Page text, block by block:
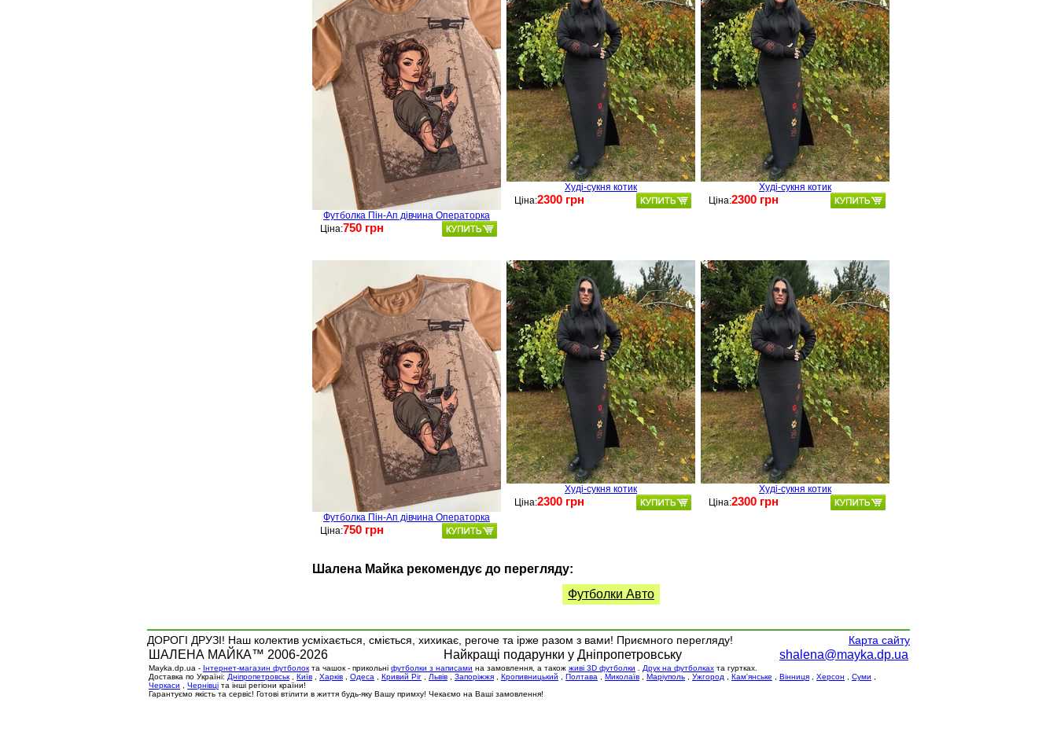
Футболка Пін-Ап дівчина Операторка
Ціна:750 грн
Худі-сукня котик
Ціна:2300 грн
Худі-сукня котик
Ціна:2300 грн
Футболка Пін-Ап дівчина Операторка
Ціна:750 грн
Худі-сукня котик
Ціна:2300 грн
Худі-сукня котик
Ціна:2300 грн
Шалена Майка рекомендує до перегляду:
Футболки Авто
Карта сайту
ДОРОГІ ДРУЗІ! Наш колектив усміхається, сміється, хихикає, регоче та ірже разом з вами! Приємного перегляду!
ШАЛЕНА МАЙКА™ 2006-2026 Найкращі подарунки у Дніпропетровську shalena@mayka.dp.ua
Mayka.dp.ua - Інтернет-магазин футболок та чашок - прикольні футболки з написами на замовлення, а також живі 3D футболки Друк на футболках та гуртках.
Доставка по Україні: Дніпропетровськ Київ Харків Одеса Кривий Ріг Львів Запоріжжя Кропивницький Полтава Миколаїв Маріуполь Ужгород Кам'янське Вінниця Херсон Суми
Черкаси
Чернівці та інші регіони країни!
Гарантуємо якість та сервіс! Готові втілити в життя будь-яку Вашу примху! Чекаємо на Ваші замовлення!